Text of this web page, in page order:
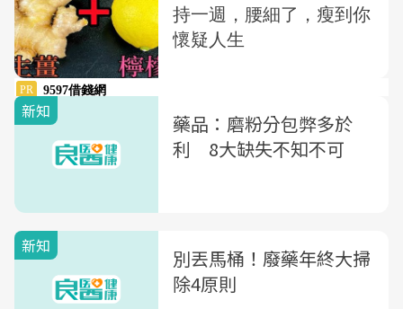
新知
藥品：磨粉分包弊多於
利 8大缺失不知不可
新知
別丟馬桶！廢藥年終大掃
除4原則